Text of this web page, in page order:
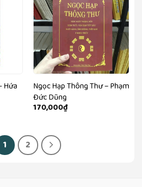
Hứa
Ngọc Hạp Thông Thư – Phạm
Đức Dũng
170,000₫
1 2